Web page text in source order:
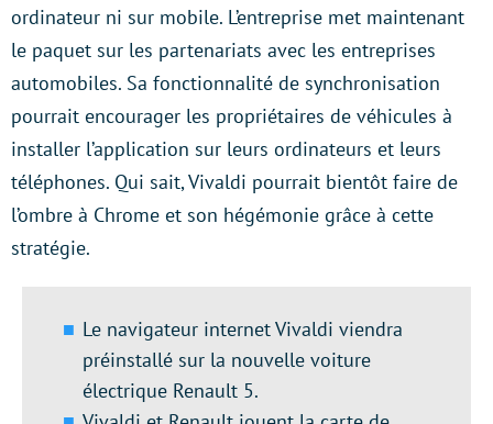
ordinateur ni sur mobile. L’entreprise met maintenant
le paquet sur les partenariats avec les entreprises
automobiles. Sa fonctionnalité de synchronisation
pourrait encourager les propriétaires de véhicules à
installer l’application sur leurs ordinateurs et leurs
téléphones. Qui sait, Vivaldi pourrait bientôt faire de
l’ombre à Chrome et son hégémonie grâce à cette
stratégie.
Le navigateur internet Vivaldi viendra
préinstallé sur la nouvelle voiture
électrique Renault 5.